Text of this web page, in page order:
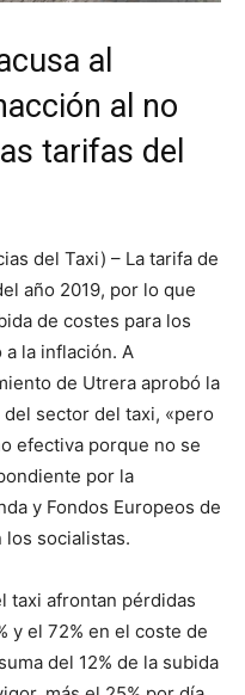
al
al no
tarifas del
del Taxi) – La tarifa de
año 2019, por lo que
de costes para los
la inflación. A
de Utrera aprobó la
sector del taxi, «pero
efectiva porque no se
por la
y Fondos Europeos de
los socialistas.
taxi afrontan pérdidas
y el 72% en el coste de
del 12% de la subida